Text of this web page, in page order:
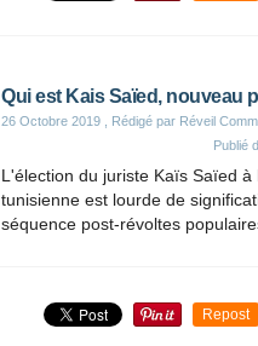
Qui est Kais Saïed, nouveau
26 Octobre 2019 , Rédigé par Réveil
Publié
L'élection du juriste Kaïs Saïed
tunisienne est lourde de
séquence post-révoltes
Repost